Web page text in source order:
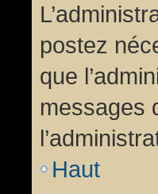
postez
que
messages
Haut